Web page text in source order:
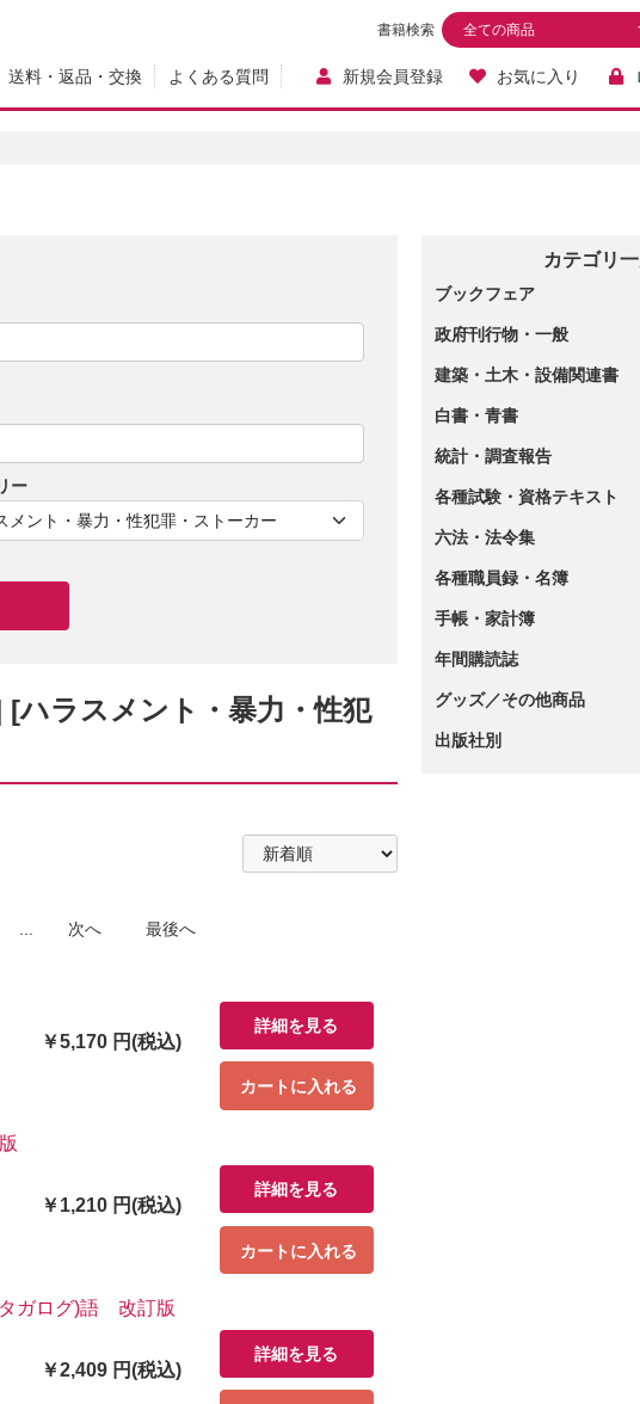
書籍検索
送料・返品・交換 よくある質問 新規会員登録 お気に入り
カテゴリ
ブックフェア
政府刊行物・一般
建築・土木・設備関連書
白書・青書
統計・調査報告
各種試験・資格テキスト
六法・法令集
各種職員録・名簿
手帳・家計簿
年間購読誌
グッズ／その他商品
出版社別
ー
ハラスメント・暴力・性犯
次へ 最後へ
￥5,170 円(税込)
詳細を見る
カートに入れる
￥1,210 円(税込)
詳細を見る
カートに入れる
ガログ)語 改訂版
￥2,409 円(税込)
詳細を見る